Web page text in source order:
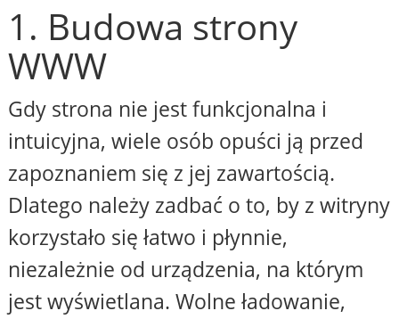
1. Budowa strony
WWW
Gdy strona nie jest funkcjonalna i
intuicyjna, wiele osób opuści ją przed
zapoznaniem się z jej zawartością.
Dlatego należy zadbać o to, by z witryny
korzystało się łatwo i płynnie,
niezależnie od urządzenia, na którym
jest wyświetlana. Wolne ładowanie,